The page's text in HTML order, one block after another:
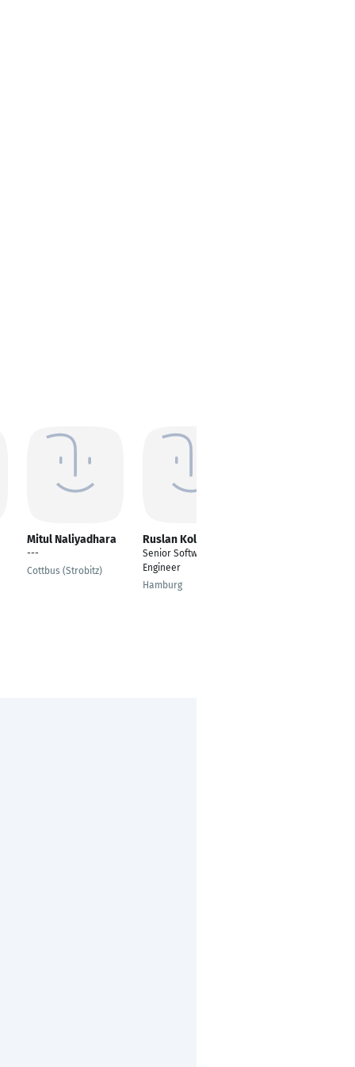
Mitul Naliyadhara
---
Cottbus (Strobitz)
Ruslan Koldunsky
Senior Software
Engineer
Hamburg